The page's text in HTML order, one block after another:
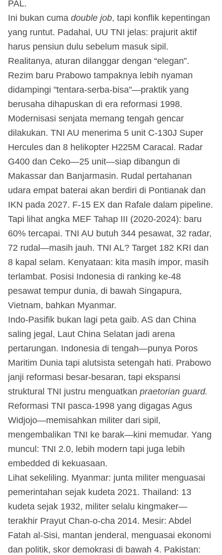
PAL.
Ini bukan cuma double job, tapi konflik kepentingan
yang runtut. Padahal, UU TNI jelas: prajurit aktif
harus pensiun dulu sebelum masuk sipil.
Realitanya, aturan dilanggar dengan “elegan”.
Rezim baru Prabowo tampaknya lebih nyaman
didampingi "tentara-serba-bisa"—praktik yang
berusaha dihapuskan di era reformasi 1998.
Modernisasi senjata memang tengah gencar
dilakukan. TNI AU menerima 5 unit C-130J Super
Hercules dan 8 helikopter H225M Caracal. Radar
G400 dan Ceko—25 unit—siap dibangun di
Makassar dan Banjarmasin. Rudal pertahanan
udara empat baterai akan berdiri di Pontianak dan
IKN pada 2027. F-15 EX dan Rafale dalam pipeline.
Tapi lihat angka MEF Tahap III (2020-2024): baru
60% tercapai. TNI AU butuh 344 pesawat, 32 radar,
72 rudal—masih jauh. TNI AL? Target 182 KRI dan
8 kapal selam. Kenyataan: kita masih impor, masih
terlambat. Posisi Indonesia di ranking ke-48
pesawat tempur dunia, di bawah Singapura,
Vietnam, bahkan Myanmar.
Indo-Pasifik bukan lagi peta gaib. AS dan China
saling jegal, Laut China Selatan jadi arena
pertarungan. Indonesia di tengah—punya Poros
Maritim Dunia tapi alutsista setengah hati. Prabowo
janji reformasi besar-besaran, tapi ekspansi
struktural TNI justru menguatkan praetorian guard.
Reformasi TNI pasca-1998 yang digagas Agus
Widjojo—memisahkan militer dari sipil,
mengembalikan TNI ke barak—kini memudar. Yang
muncul: TNI 2.0, lebih modern tapi juga lebih
embedded di kekuasaan.
Lihat sekeliling. Myanmar: junta militer menguasai
pemerintahan sejak kudeta 2021. Thailand: 13
kudeta sejak 1932, militer selalu kingmaker—
terakhir Prayut Chan-o-cha 2014. Mesir: Abdel
Fatah al-Sisi, mantan jenderal, menguasai ekonomi
dan politik, skor demokrasi di bawah 4. Pakistan: